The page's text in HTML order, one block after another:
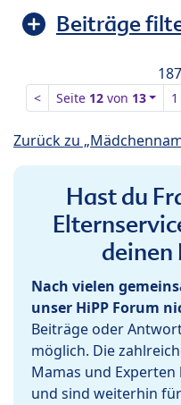
Beiträge
< Seite 12von 13 1
Zurück zu
Hast du
deinen
Nach vielen
unser HiPP Forum
Beiträge oder
möglich. Die
Mamas und
und sind weiterhin